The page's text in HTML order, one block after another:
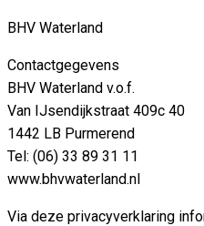
BHV Waterland
Contactgegevens
BHV Waterland v.o.f.
Van IJsendijkstraat 409c 40
1442 LB Purmerend
Tel: (06) 33 89 31 11
www.bhvwaterland.nl
Via deze privacyverklaring